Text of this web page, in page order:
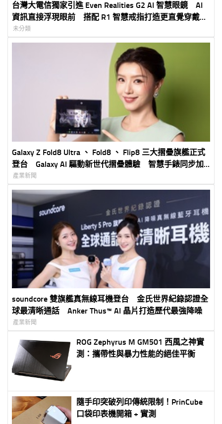
台灣大電信獨家引進 Even Realities G2 AI 智慧眼鏡 AI
資訊直接浮現眼前 搭配 R1 智慧戒指打造更直覺穿戴體
驗 5G 專案價 3,990 元起
未分類
Galaxy Z Fold8 Ultra 、 Fold8 、 Flip8 三大摺疊旗艦正式
登台 Galaxy AI 驅動新世代摺疊體驗 智慧手錶同步加
入打造完整 Galaxy 生態圈
產業新聞
soundcore 雙旗艦真無線耳機登台 金氏世界紀錄認證全
球最清晰通話 Anker Thus™ AI 晶片打造歷代最強降噪
產業新聞
ROG Zephyrus M GM501 西風之神實
測：攜帶性與暴力性能的絕佳平衡
隨手印突破列印傳統限制！PrinCube
口袋印表機開箱 + 實測